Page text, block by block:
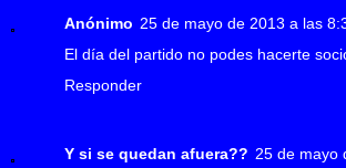
Anónimo 25 de mayo de 2013 a las
El día del partido no podes hacerte
Responder
Y si se quedan afuera?? 25 de mayo